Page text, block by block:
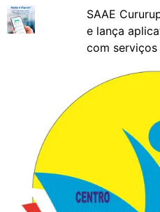
SAAE
e lança
com